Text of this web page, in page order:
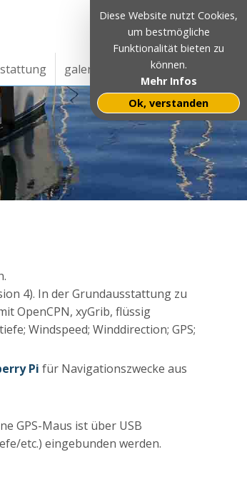
galerie impressum
4). In der Grundausstattung zu
OpenCPN, xyGrib, flüssig
Windspeed; Winddirection; GPS;
Pi für Navigationszwecke aus
GPS-Maus ist über USB
etc.) eingebunden werden.
Diese Website nutzt Cookies,
um bestmögliche
Funktionalität bieten zu
können.
Mehr Infos
Ok, verstanden